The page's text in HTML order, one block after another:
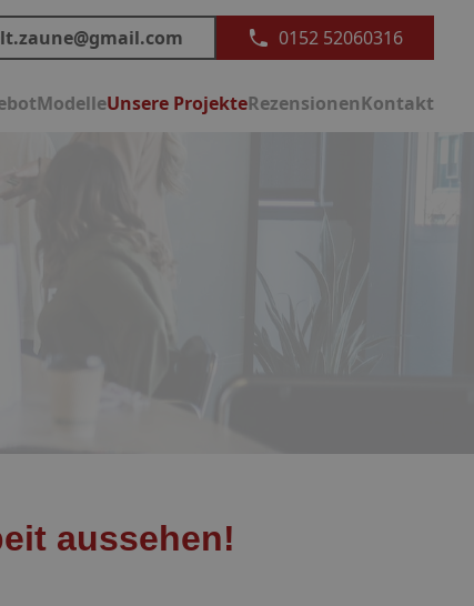
0152 52060316
ModelleUnsere ProjekteRezensionenKontakt
aussehen!